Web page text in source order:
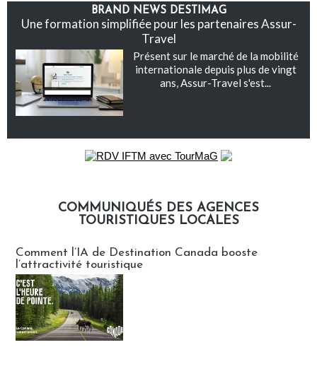
BRAND NEWS DESTIMAG
Une formation simplifiée pour les partenaires Assur-
Travel
Présent sur le marché de la mobilité
internationale depuis plus de vingt
ans, Assur-Travel s'est...
COMMUNIQUÉS DES AGENCES
TOURISTIQUES LOCALES
Comment l’IA de Destination Canada booste
l’attractivité touristique